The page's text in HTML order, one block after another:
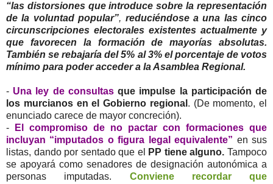
“las distorsiones que introduce sobre la representación
de la voluntad popular”, reduciéndose a una las cinco
circunscripciones electorales existentes actualmente y
que favorecen la formación de mayorías absolutas.
También se rebajaría del 5% al 3% el porcentaje de votos
mínimo para poder acceder a la Asamblea Regional.
- Una ley de consultasque impulse la participación de
los murcianos en el Gobierno regional . (De momento, el
enunciado carece de mayor concreción).
-
El compromiso de no pactar con formaciones que
incluyan “imputados o figura legal equivalente” en sus
listas, dando por sentado que el
PP tiene alguno.Tampoco
se apoyará como senadores de designación autonómica a
personas imputadas. Conviene recordar que